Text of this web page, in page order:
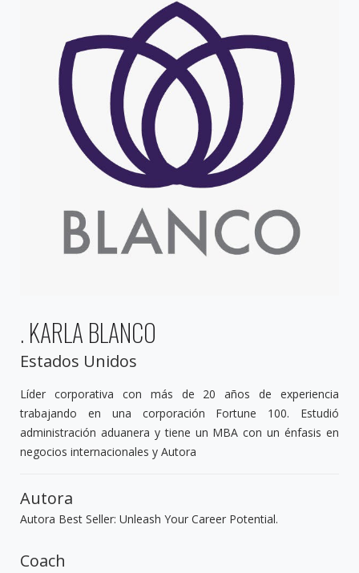
. KARLA BLANCO
Estados Unidos
Líder corporativa con más de 20 años de experiencia
trabajando en una corporación Fortune 100. Estudió
administración aduanera y tiene un MBA con un énfasis en
negocios internacionales y Autora
Autora
Autora Best Seller: Unleash Your Career Potential.
Coach